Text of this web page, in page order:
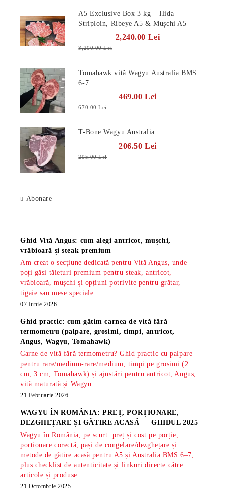
A5 Exclusive Box 3 kg – Hida
Striploin, Ribeye A5 & Mușchi A5
2,240.00 Lei
3,200.00 Lei
Tomahawk vită Wagyu Australia BMS
6-7
469.00 Lei
670.00 Lei
T-Bone Wagyu Australia
206.50 Lei
295.00 Lei
Abonare
Ghid Vită Angus: cum alegi antricot, mușchi,
vrăbioară și steak premium
Am creat o secțiune dedicată pentru Vită Angus, unde
poți găsi tăieturi premium pentru steak, antricot,
vrăbioară, mușchi și opțiuni potrivite pentru grătar,
tigaie sau mese speciale.
07 Iunie 2026
Ghid practic: cum gătim carnea de vită fără
termometru (palpare, grosimi, timpi, antricot,
Angus, Wagyu, Tomahawk)
Carne de vită fără termometru? Ghid practic cu palpare
pentru rare/medium-rare/medium, timpi pe grosimi (2
cm, 3 cm, Tomahawk) și ajustări pentru antricot, Angus,
vită maturată și Wagyu.
21 Februarie 2026
WAGYU ÎN ROMÂNIA: PREȚ, PORȚIONARE,
DEZGHEȚARE ȘI GĂTIRE ACASĂ — GHIDUL 2025
Wagyu în România, pe scurt: preț și cost pe porție,
porționare corectă, pași de congelare/dezghețare și
metode de gătire acasă pentru A5 și Australia BMS 6–7,
plus checklist de autenticitate și linkuri directe către
articole și produse.
21 Octombrie 2025